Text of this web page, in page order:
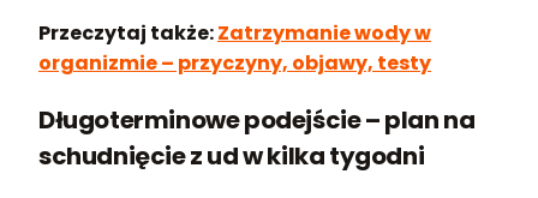
Przeczytaj także:Zatrzymanie wody w
organizmie – przyczyny, objawy, testy
Długoterminowe podejście – plan na
schudnięcie z ud w kilka tygodni